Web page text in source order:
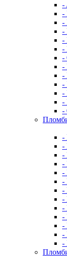
-
-
-
-
-
-
-
-
-
-
-
-
-
-
-
-
-
-
-
-
-
-
-
-
-
-